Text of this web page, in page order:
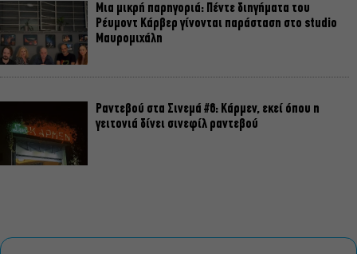
Μια μικρή παρηγοριά: Πέντε διηγήματα του
Ρέυμοντ Κάρβερ γίνονται παράσταση στο studio
Μαυρομιχάλη
Ραντεβού στα Σινεμά #6: Κάρμεν, εκεί όπου η
γειτονιά δίνει σινεφίλ ραντεβού